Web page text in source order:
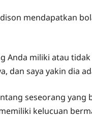
mendapatkan
Anda miliki atau
dan saya yakin dia
seseorang yang
kelucuan